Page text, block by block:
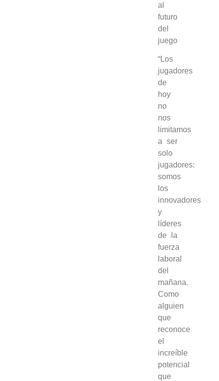
al
futuro
del
juego
“Los
jugadores
de
hoy
no
nos
limitamos
a ser
solo
jugadores:
somos
los
innovadores
y
líderes
de la
fuerza
laboral
del
mañana.
Como
alguien
que
reconoce
el
increíble
potencial
que